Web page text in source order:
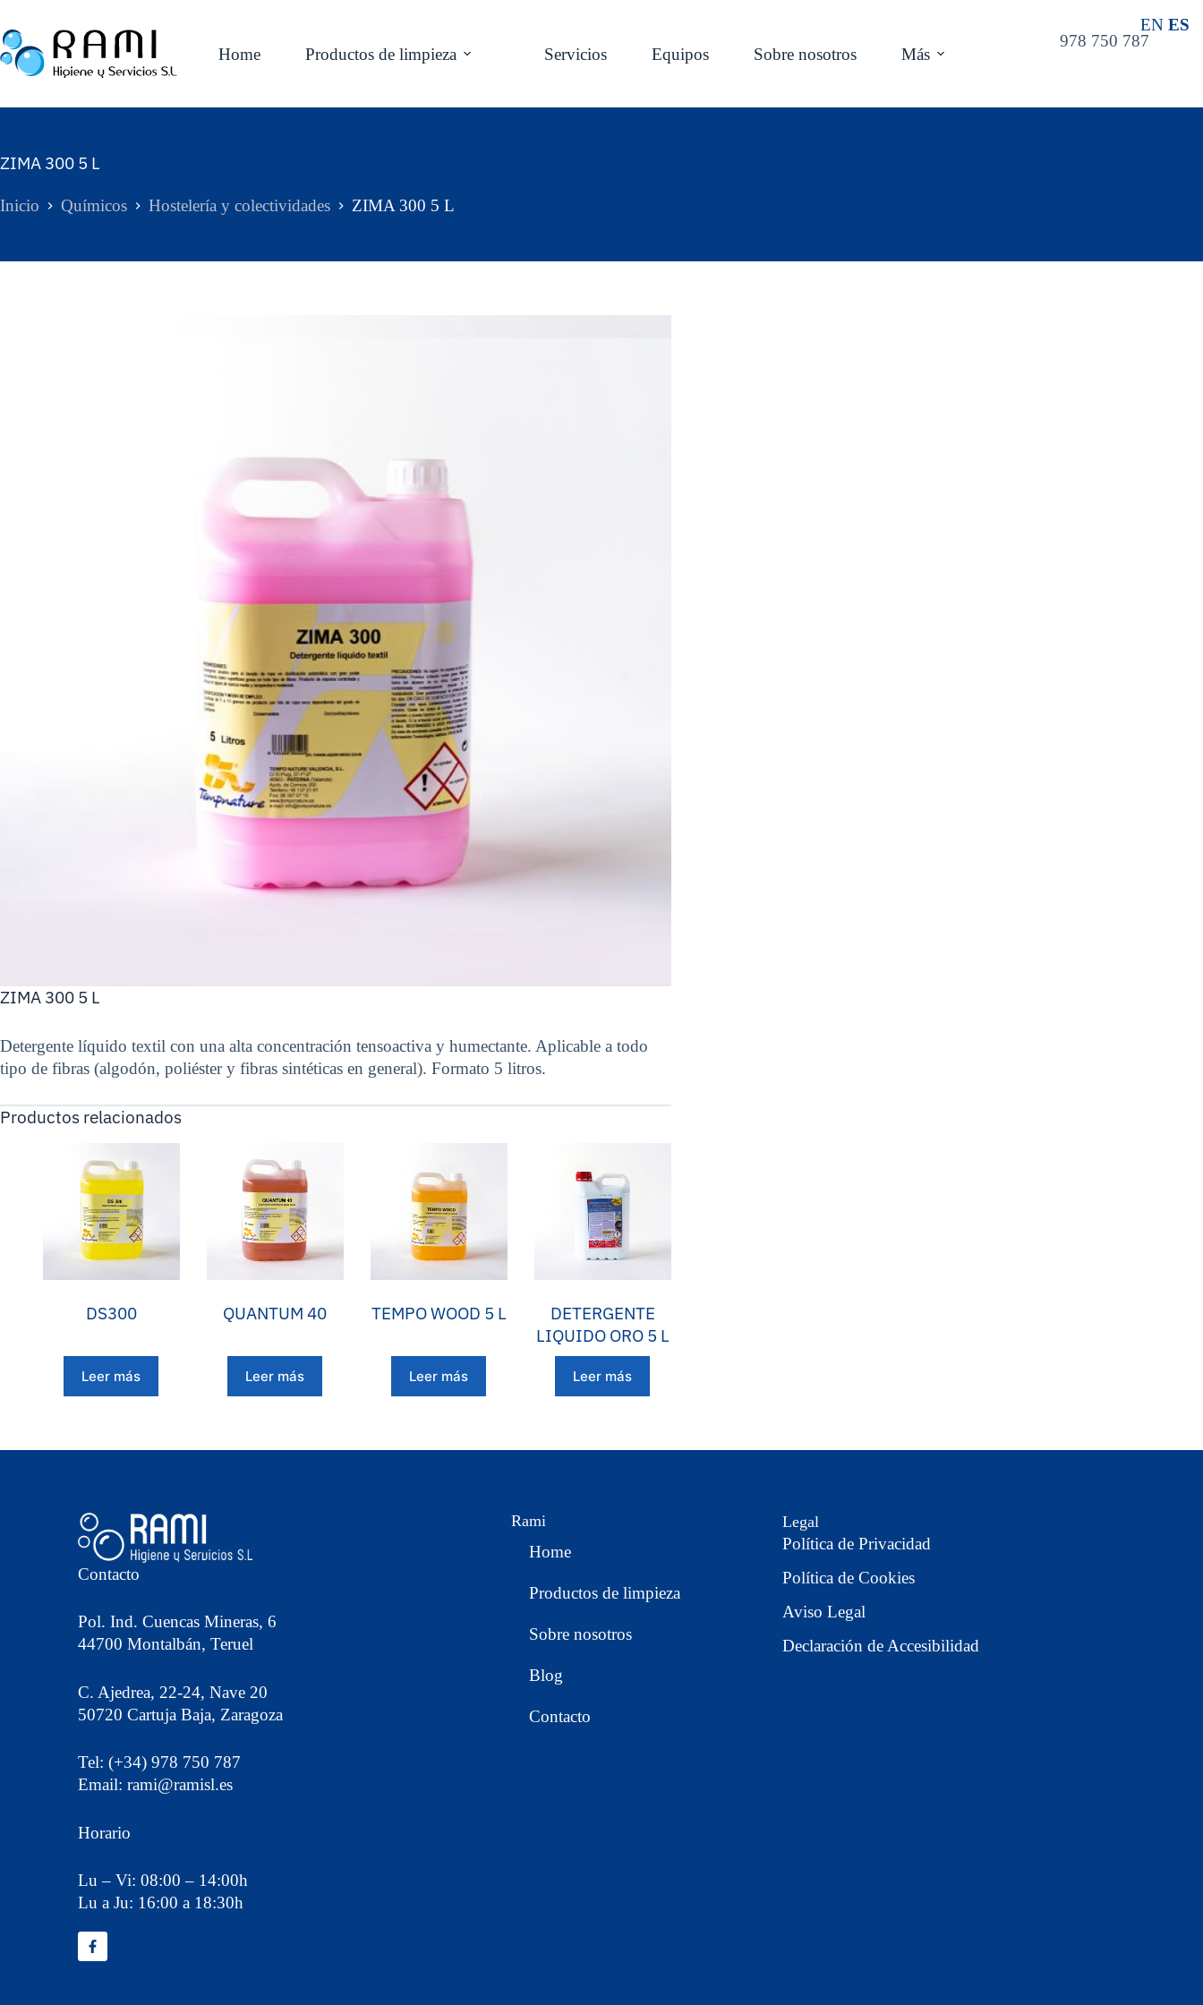
Home Productos de limpieza Servicios Equipos Sobre nosotros Más
978 750 787
ZIMA 300 5 L
Inicio Químicos Hostelería y colectividades ZIMA 300 5 L
ZIMA 300 5 L
Detergente líquido textil con una alta concentración tensoactiva y humectante. Aplicable a todo
tipo de fibras (algodón, poliéster y fibras sintéticas en general). Formato 5 litros.
Productos relacionados
DS300
Leer más
QUANTUM 40
Leer más
TEMPO WOOD 5 L
Leer más
DETERGENTE
LIQUIDO ORO 5 L
Leer más
Contacto
Pol. Ind. Cuencas Mineras, 6
44700 Montalbán, Teruel
C. Ajedrea, 22-24, Nave 20
50720 Cartuja Baja, Zaragoza
Tel: (+34) 978 750 787
Email: rami@ramisl.es
Horario
Lu – Vi: 08:00 – 14:00h
Lu a Ju: 16:00 a 18:30h
Rami
Home
Productos de limpieza
Sobre nosotros
Blog
Contacto
Legal
Política de Privacidad
Política de Cookies
Aviso Legal
Declaración de Accesibilidad
EN ES